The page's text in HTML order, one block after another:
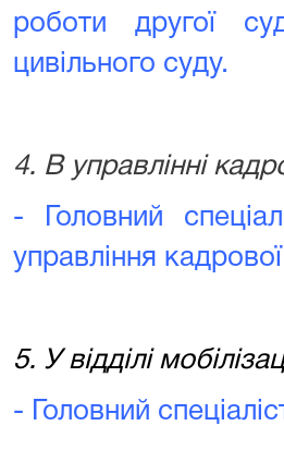
роботи другої
цивільного суду.
4. В управлінні
- Головний
управління
5. У відділі
- Головний